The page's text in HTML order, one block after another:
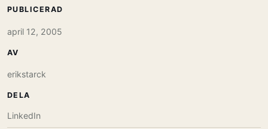
PUBLICERAD
april 12, 2005
AV
erikstarck
DELA
LinkedIn